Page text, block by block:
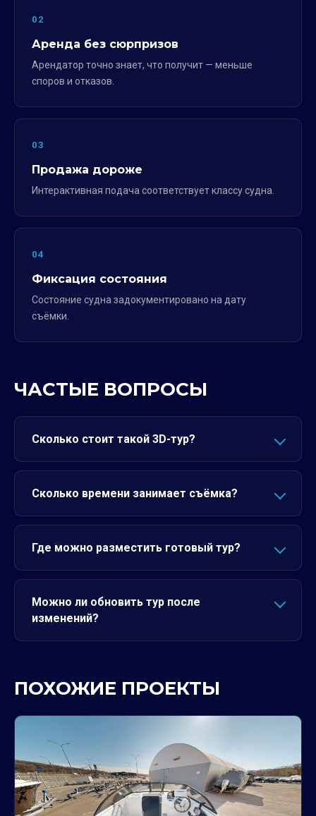
02
Аренда без сюрпризов
Арендатор точно знает, что получит — меньше
споров и отказов.
03
Продажа дороже
Интерактивная подача соответствует классу судна.
04
Фиксация состояния
Состояние судна задокументировано на дату
съёмки.
ЧАСТЫЕ ВОПРОСЫ
Сколько стоит такой 3D-тур?
Сколько времени занимает съёмка?
Где можно разместить готовый тур?
Можно ли обновить тур после
изменений?
ПОХОЖИЕ ПРОЕКТЫ